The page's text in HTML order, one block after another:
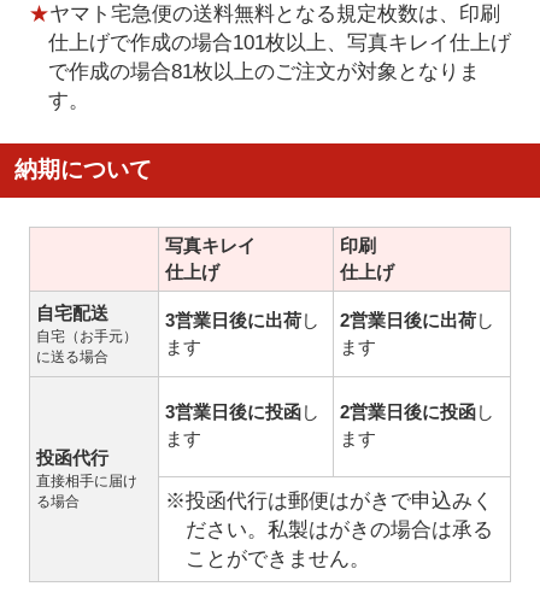
★ヤマト宅急便の送料無料となる規定枚数は、印刷
仕上げで作成の場合101枚以上、写真キレイ仕上げ
で作成の場合81枚以上のご注文が対象となりま
す。
納期について
写真キレイ
仕上げ
印刷
仕上げ
自宅配送
自宅（お手元）
に送る場合
3営業日後に出荷し
ます
2営業日後に出荷し
ます
投函代行
直接相手に届け
る場合
3営業日後に投函し
ます
2営業日後に投函し
ます
※投函代行は郵便はがきで申込みく
ださい。私製はがきの場合は承る
ことができません。